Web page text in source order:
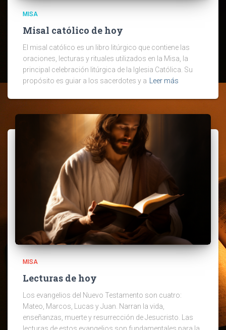
MISA
Misal católico de hoy
El misal católico es un libro litúrgico que contiene las
oraciones, lecturas y rituales utilizados en la Misa, la
principal celebración litúrgica de la Iglesia Católica. Su
propósito es guiar a los sacerdotes y a Leer más
MISA
Lecturas de hoy
Los evangelios del Nuevo Testamento son cuatro:
Mateo, Marcos, Lucas y Juan. Narran la vida,
enseñanzas, muerte y resurrección de Jesucristo. Las